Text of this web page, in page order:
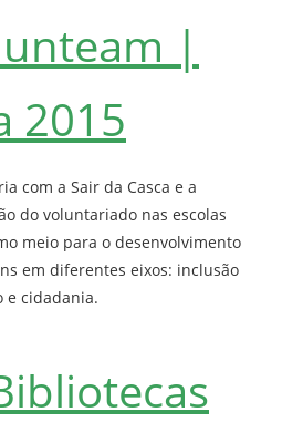
|
2015
com a Sair da Casca e a
do voluntariado nas escolas
meio para o desenvolvimento
em diferentes eixos: inclusão
e cidadania.